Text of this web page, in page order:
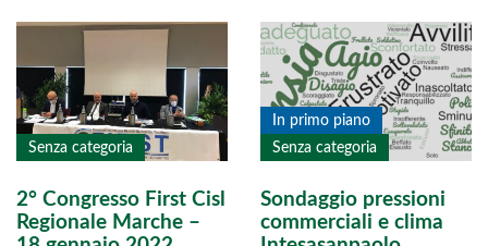
Senza categoria
2° Congresso First Cisl
Regionale Marche –
In primo piano
Senza categoria
Sondaggio pressioni
commerciali e clima